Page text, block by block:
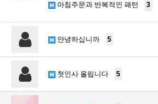
아침주문과 반복적인 패턴 3
안녕하십니까 5
첫인사 올립니다 5